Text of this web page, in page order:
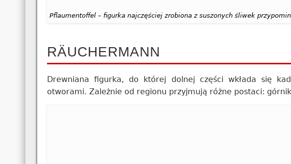
Pflaumentoffel – figurka najczęściej zrobiona z suszonych śliwek
RÄUCHERMANN
Drewniana figurka, do której dolnej części wkłada się
otworami. Zależnie od regionu przyjmują różne postaci: